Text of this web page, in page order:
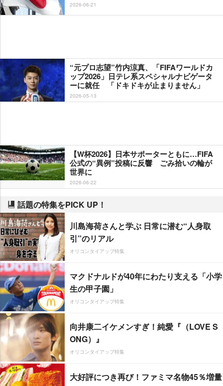
2026-06-21
“元プロ志望”竹内涼真、「FIFAワールドカ
ップ2026」日テレ系スペシャルナビゲータ
ーに就任 「ドキドキが止まりません」
2026-05-13
【W杯2026】日本サポーターともに…FIFA
公式の“異例”投稿に反響 ごみ拾いの輪が
世界に
2026-06-22
話題の特集をPICK UP！
川島海荷さんと学ぶ 日常に潜む“人身取
引”のリアル
オリコンタイアップ特集
マクドナルドが40年にわたり支える「小学
生の甲子園」
オリコンタイアップ特集
向井康二イケメンすぎ！純愛『（LOVE S
ONG）』
オリコンタイアップ特集
大好評につき再び！ファミマ名物45％増量